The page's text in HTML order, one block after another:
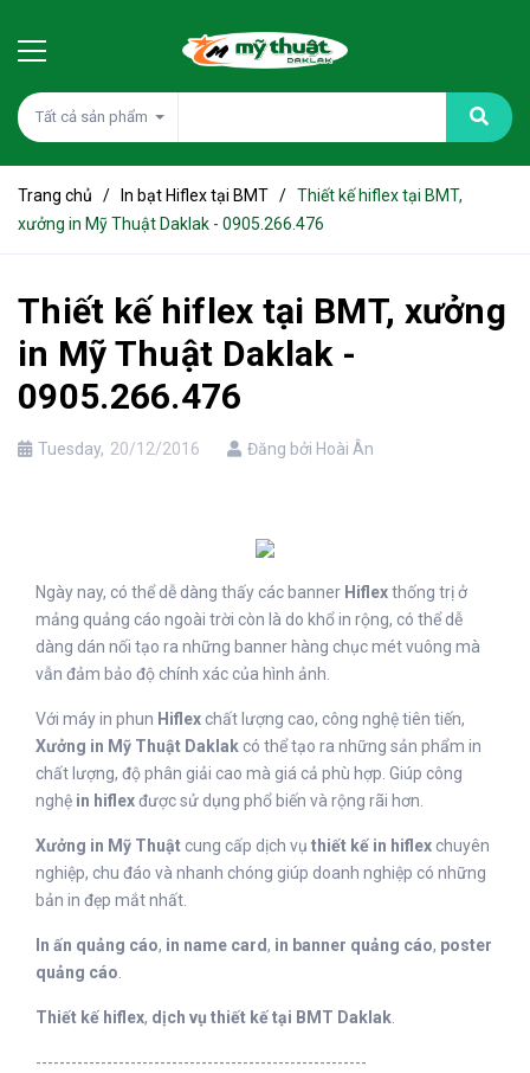
Tất cả sản phẩm
Trang chủ / In bạt Hiflex tại BMT / Thiết kế hiflex tại BMT,
xưởng in Mỹ Thuật Daklak - 0905.266.476
Thiết kế hiflex tại BMT, xưởng
in Mỹ Thuật Daklak -
0905.266.476
Tuesday, 20/12/2016 Đăng bởi Hoài Ân
Ngày nay, có thể dễ dàng thấy các banner Hiflexthống trị ở
mảng quảng cáo ngoài trời còn là do khổ in rộng, có thể dễ
dàng dán nối tạo ra những banner hàng chục mét vuông mà
vẫn đảm bảo độ chính xác của hình ảnh.
Với máy in phun Hiflex chất lượng cao, công nghệ tiên tiến,
Xưởng in Mỹ Thuật Daklak có thể tạo ra những sản phẩm in
chất lượng, độ phân giải cao mà giá cả phù hợp. Giúp công
nghệ in hiflexđược sử dụng phổ biến và rộng rãi hơn.
Xưởng in Mỹ Thuật cung cấp dịch vụ thiết kế in hiflex chuyên
nghiệp, chu đáo và nhanh chóng giúp doanh nghiệp có những
bản in đẹp mắt nhất.
In ấn quảng cáo, in name card, in banner quảng cáo, poster
quảng cáo
Thiết kế hiflex, dịch vụ thiết kế tại BMT Daklak
--------------------------------------------------------